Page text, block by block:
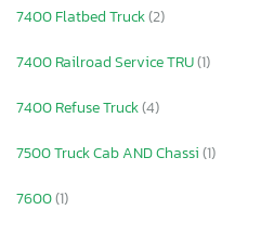
7400 Flatbed Truck(2)
7400 Railroad Service TRU(1)
7400 Refuse Truck(4)
7500 Truck Cab AND Chassi(1)
7600(1)